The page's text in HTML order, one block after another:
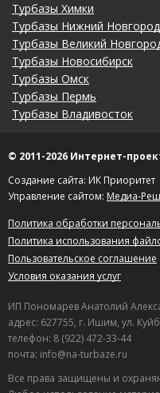
Турбазы Химки
Турбазы Нижний Новгород
Турбазы Великий
Турбазы Новосибирск
Турбазы Омск
Турбазы Пермь
Турбазы Владивосток
© 2011-2026 Интернет-
Создание сайта: ИК Приоритет
Управление сайтом: Медиа-
Политика обработки
Политика использования
Пользовательское соглашение
Условия оказания услуг
ИП Пономарев Анатолий
адрес: 627755, г. Ишим, ул.
телефон: 8 (922) 472-33-44
почта: info@na-turbaze.ru
Все права защищены и